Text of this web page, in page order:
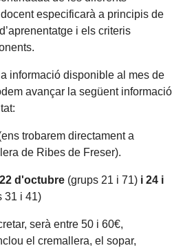
especificarà a principis de
i els criteris
informació disponible al mes de
avançar la següent informació
trobarem directament a
de Ribes de Freser).
d'octubre (grups 21 i 71) i 24 i
31 i 41)
serà entre 50 i 60€,
el cremallera, el sopar,